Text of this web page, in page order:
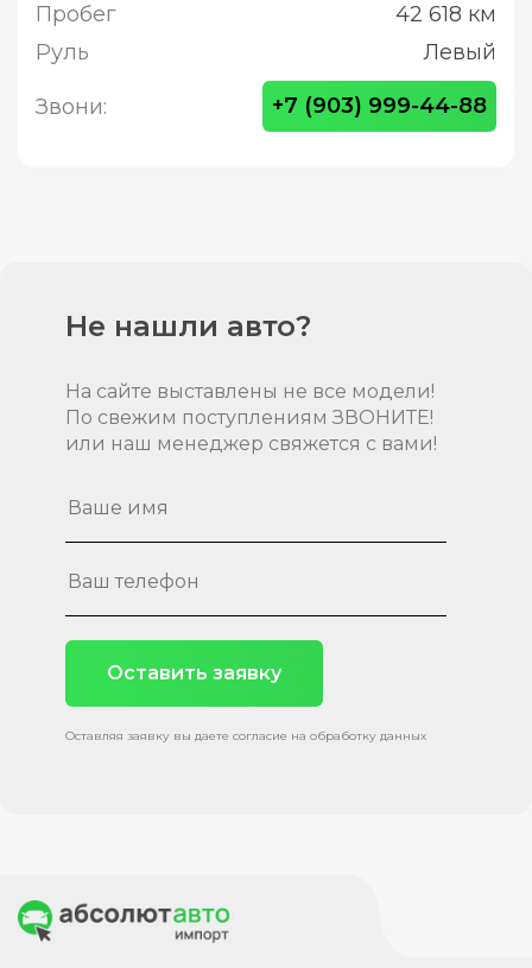
Пробег
42 618 км
Руль
Левый
Звони: +7 (903) 999-44-88
Не нашли авто?
На сайте выставлены не все модели!
По свежим поступлениям ЗВОНИТЕ!
или наш менеджер свяжется с вами!
Оставить заявку
Оставляя заявку вы даете согласие на обработку данных